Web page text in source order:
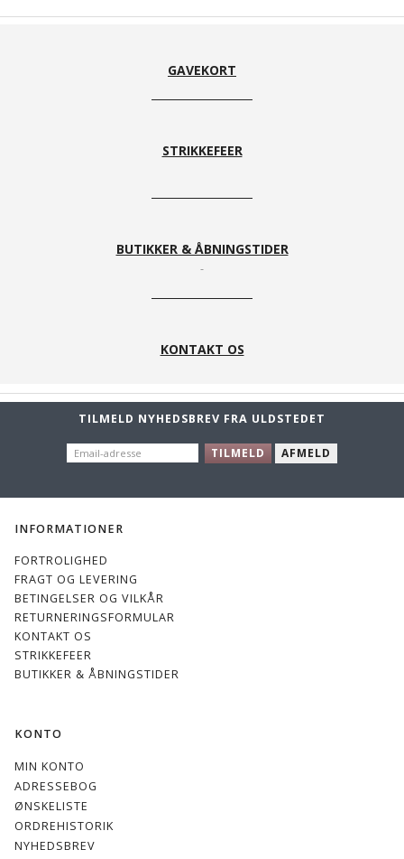
GAVEKORT
STRIKKEFEER
BUTIKKER & ÅBNINGSTIDER
KONTAKT OS
TILMELD NYHEDSBREV FRA ULDSTEDET
EMAIL-
ADRESSE
TILMELD AFMELD
INFORMATIONER
FORTROLIGHED
FRAGT OG LEVERING
BETINGELSER OG VILKÅR
RETURNERINGSFORMULAR
KONTAKT OS
STRIKKEFEER
BUTIKKER & ÅBNINGSTIDER
KONTO
MIN KONTO
ADRESSEBOG
ØNSKELISTE
ORDREHISTORIK
NYHEDSBREV